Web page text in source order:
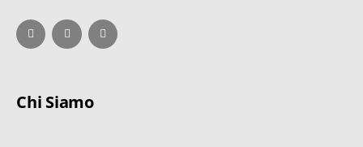
Chi Siamo